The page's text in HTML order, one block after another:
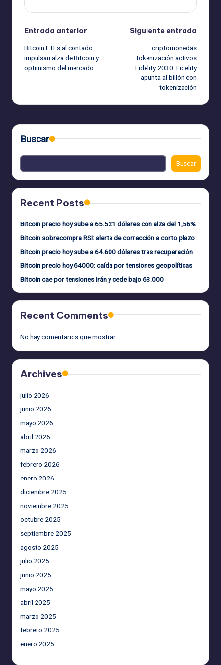
Navegación
de
entradas
Entrada anterior
Bitcoin ETFs al contado
impulsan alza de Bitcoin y
optimismo del mercado
Siguiente entrada
criptomonedas
tokenización activos
Fidelity 2030: Fidelity
apunta al billón con
tokenización
Buscar
Buscar
Recent Posts
Bitcoin precio hoy sube a 65.521 dólares con alza del 1,56%
Bitcoin sobrecompra RSI: alerta de corrección a corto plazo
Bitcoin precio hoy sube a 64.600 dólares tras recuperación
Bitcoin precio hoy 64000: caída por tensiones geopolíticas
Bitcoin cae por tensiones Irán y cede bajo 63.000
Recent Comments
No hay comentarios que mostrar.
Archives
julio 2026
junio 2026
mayo 2026
abril 2026
marzo 2026
febrero 2026
enero 2026
diciembre 2025
noviembre 2025
octubre 2025
septiembre 2025
agosto 2025
julio 2025
junio 2025
mayo 2025
abril 2025
marzo 2025
febrero 2025
enero 2025